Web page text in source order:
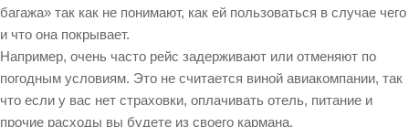
багажа» так как не понимают, как ей пользоваться в случае чего
и что она покрывает.
Например, очень часто рейс задерживают или отменяют по
погодным условиям. Это не считается виной авиакомпании, так
что если у вас нет страховки, оплачивать отель, питание и
прочие расходы вы будете из своего кармана.